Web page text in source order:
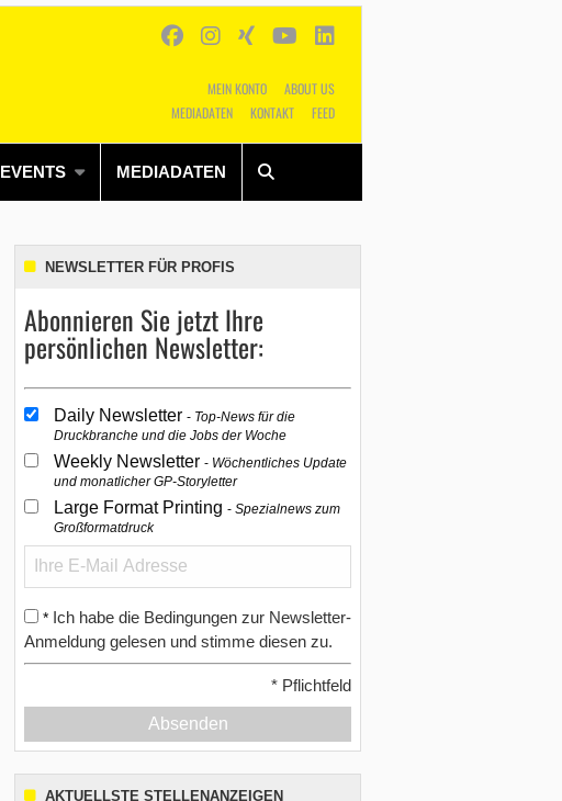
MEIN KONTO
ABOUT US
MEDIADATEN
KONTAKT FEED
EVENTS MEDIADATEN
Alles Shop SUCHEN
NEWSLETTER FÜR PROFIS
Abonnieren Sie jetzt Ihre
persönlichen Newsletter:
Daily Newsletter Top-News für die
Druckbranche und die Jobs der Woche
Weekly Newsletter Wöchentliches Update
und monatlicher GP-Storyletter
Large Format Printing Spezialnews zum
Großformatdruck
* Ich habe die Bedingungen zur Newsletter-
Anmeldung gelesen und stimme diesen zu.
* Pflichtfeld
Absenden
AKTUELLSTE STELLENANZEIGEN